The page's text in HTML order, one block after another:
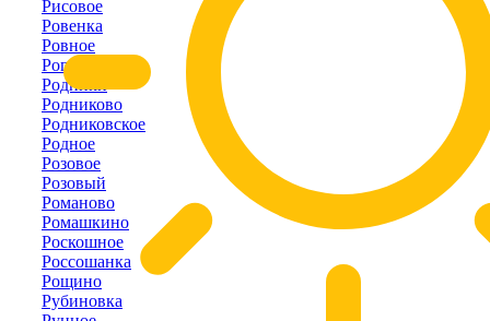
Рисовое
Ровенка
Ровное
Рогово
Родники
Родниково
Родниковское
Родное
Розовое
Розовый
Романово
Ромашкино
Роскошное
Россошанка
Рощино
Рубиновка